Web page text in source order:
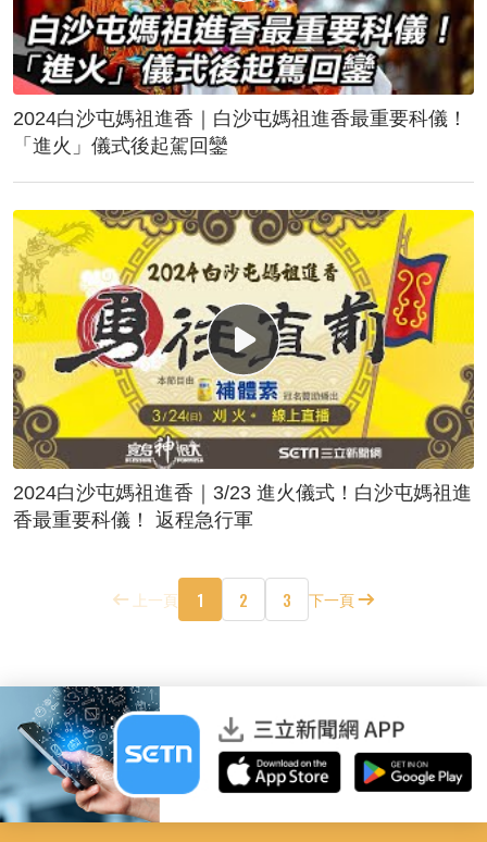
2024白沙屯媽祖進香｜白沙屯媽祖進香最重要科儀！
「進火」儀式後起駕回鑾
2024白沙屯媽祖進香｜3/23 進火儀式！白沙屯媽祖進
香最重要科儀！ 返程急行軍
上一頁 1 2 3 下一頁